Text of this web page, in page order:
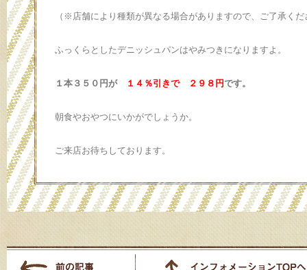
（※店舗により種類が異なる場合がありますので、ご了承くだ
ふっくらとしたデニッシュパンはやみつきになりますよ。
１本３５０円が １４％引きで ２９８円です。
朝食やおやつにいかがでしょうか。
ご来店お待ちしております。